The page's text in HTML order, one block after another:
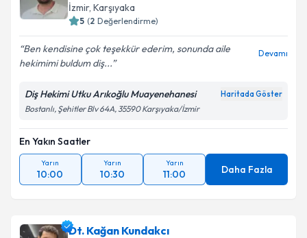
İzmir, Karşıyaka
5 (2 Değerlendirme)
Ben kendisine çok teşekkür ederim, sonunda aile
hekimimi buldum diş...
Devamı
Diş Hekimi Utku Arıkoğlu Muayenehanesi Haritada Göster
Bostanlı, Şehitler Blv 64A, 35590 Karşıyaka/İzmir
En Yakın Saatler
Yarın
10:00
Yarın
10:30
Yarın
11:00 Daha Fazla
Dt. Kağan Kundakcı